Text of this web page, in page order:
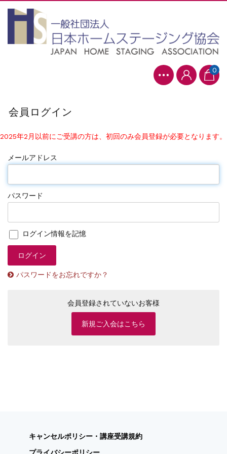
0
会員ログイン
2025年2月以前にご受講の方は、初回のみ会員登録が必要となります。
メールアドレス
パスワード
ログイン情報を記憶
パスワードをお忘れですか？
会員登録されていないお客様
新規ご入会はこちら
キャンセルポリシー・講座受講規約